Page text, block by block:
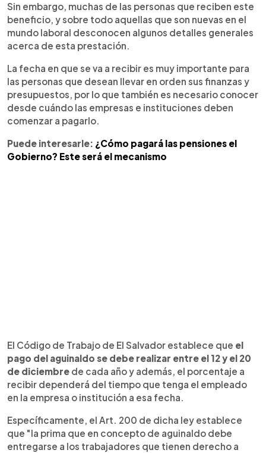
Sin embargo, muchas de las personas que reciben este
beneficio, y sobre todo aquellas que son nuevas en el
mundo laboral desconocen algunos detalles generales
acerca de esta prestación.
La fecha en que se va a recibir es muy importante para
las personas que desean llevar en orden sus finanzas y
presupuestos, por lo que también es necesario conocer
desde cuándo las empresas e instituciones deben
comenzar a pagarlo.
Puede interesarle: ¿Cómo pagará las pensiones el
Gobierno? Este será el mecanismo
El Código de Trabajo de El Salvador establece que el
pago del aguinaldo se debe realizar entre el 12 y el 20
de diciembre de cada año y además, el porcentaje a
recibir dependerá del tiempo que tenga el empleado
en la empresa o institución a esa fecha.
Específicamente, el Art. 200 de dicha ley establece
que "la prima que en concepto de aguinaldo debe
entregarse a los trabajadores que tienen derecho a